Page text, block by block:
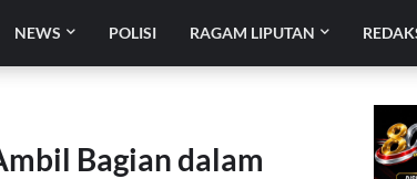
NEWS POLISI RAGAM LIPUTAN
Bagian dalam